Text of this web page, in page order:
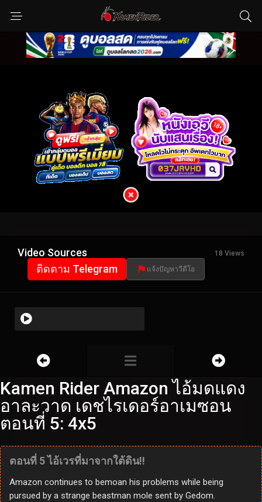
Video Sources 18 Views
ติดตาม Telegram แจ้งปัญหาวีดีโอ
Kamen Rider Amazon ไอ้มดแดง
อาละวาด เดชไรเดอร์อาเมซอน
ตอนที่ 5: 4x5
ตอนที่ 5 ไอ้เวรที่มาจากใต้ดิน!!
Amazon continues to bemoan his problems while being
pursued by a strange beastman mole sent by Gedom.